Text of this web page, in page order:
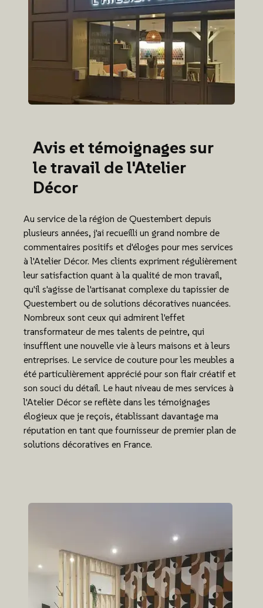
Avis et témoignages sur
le travail de l'Atelier
Décor
Au service de la région de Questembert depuis
plusieurs années, j'ai recueilli un grand nombre de
commentaires positifs et d'éloges pour mes services
à l'Atelier Décor. Mes clients expriment régulièrement
leur satisfaction quant à la qualité de mon travail,
qu'il s'agisse de l'artisanat complexe du tapissier de
Questembert ou de solutions décoratives nuancées.
Nombreux sont ceux qui admirent l'effet
transformateur de mes talents de peintre, qui
insufflent une nouvelle vie à leurs maisons et à leurs
entreprises. Le service de couture pour les meubles a
été particulièrement apprécié pour son flair créatif et
son souci du détail. Le haut niveau de mes services à
l'Atelier Décor se reflète dans les témoignages
élogieux que je reçois, établissant davantage ma
réputation en tant que fournisseur de premier plan de
solutions décoratives en France.